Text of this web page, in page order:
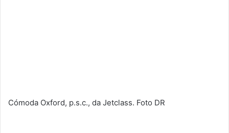
Cómoda Oxford, p.s.c., da Jetclass. Foto DR